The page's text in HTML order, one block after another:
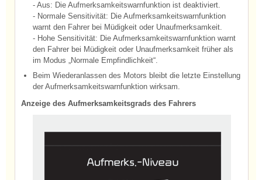
- Aus: Die Aufmerksamkeitswarnfunktion ist deaktiviert.
- Normale Sensitivität: Die Aufmerksamkeitswarnfunktion
warnt den Fahrer bei Müdigkeit oder Unaufmerksamkeit.
- Hohe Sensitivität: Die Aufmerksamkeitswarnfunktion warnt
den Fahrer bei Müdigkeit oder Unaufmerksamkeit früher als
im Modus „Normale Empfindlichkeit“.
Beim Wiederanlassen des Motors bleibt die letzte Einstellung
der Aufmerksamkeitswarnfunktion wirksam.
Anzeige des Aufmerksamkeitsgrads des Fahrers